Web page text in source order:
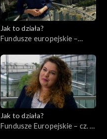
Jak to działa?
Fundusze europejskie –
Jak to działa?
Fundusze Europejskie – cz. 2,